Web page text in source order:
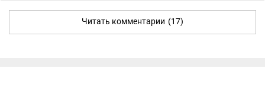
Читать комментарии (17)